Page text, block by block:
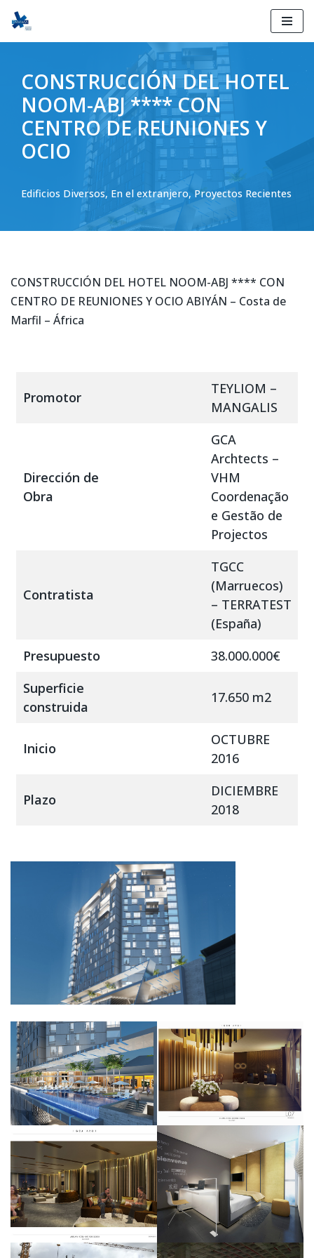
Ir
contenido
CONSTRUCCIÓN DEL HOTEL
NOOM-ABJ **** CON
CENTRO DE REUNIONES Y
OCIO
Edificios Diversos, En el extranjero, Proyectos Recientes
CONSTRUCCIÓN DEL HOTEL NOOM-ABJ **** CON
CENTRO DE REUNIONES Y OCIO ABIYÁN – Costa de
Marfil – África
Promotor
TEYLIOM –
MANGALIS
Dirección de
Obra
GCA
Archtects –
VHM
Coordenação
e Gestão de
Projectos
Contratista
TGCC
(Marruecos)
– TERRATEST
(España)
Presupuesto
38.000.000€
Superficie
construida
17.650 m2
Inicio
OCTUBRE
2016
Plazo
DICIEMBRE
2018